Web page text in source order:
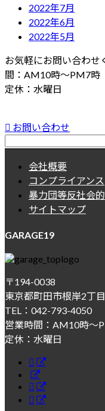
2022年7月
2022年6月
2022年5月
お気軽にお問い合わせ
間：AM10時～PM7時
定休：水曜日
お問い合わせ
会社概要
コンプライアンス
暴力団等反社会
サイトマップ
GARAGE19
〒194-0038
東京都町田市根岸2丁
TEL：042-793-4050
営業時間：AM10時～
定休：水曜日